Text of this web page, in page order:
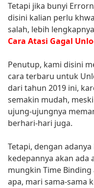
Tetapi jika bunyi
disini kalian perlu
salah, lebih
Cara Atasi Gagal
Penutup, kami disini
cara terbaru untuk
dari tahun 2019 ini,
semakin mudah,
ujung-ujungnya
berhari-hari juga.
Tetapi, dengan
kedepannya akan ada
mungkin Time
apa, mari sama-sama